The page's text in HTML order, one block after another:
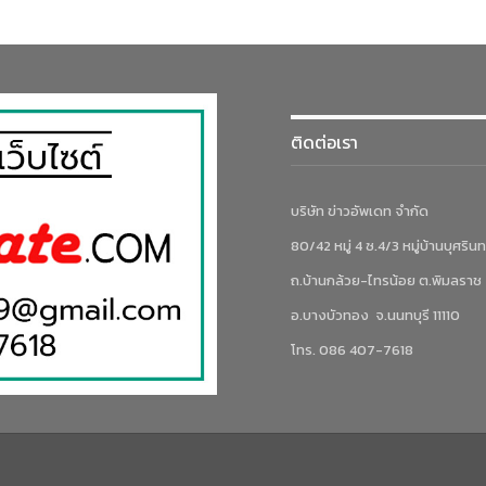
ติดต่อเรา
บริษัท ข่าวอัพเดท จำกัด
80/42 หมู่ 4 ซ.4/3 หมู่บ้านบุศริน
ถ.บ้านกล้วย-ไทรน้อย ต.พิมลราช
อ.บางบัวทอง จ.นนทบุรี 11110
โทร. 086 407-7618